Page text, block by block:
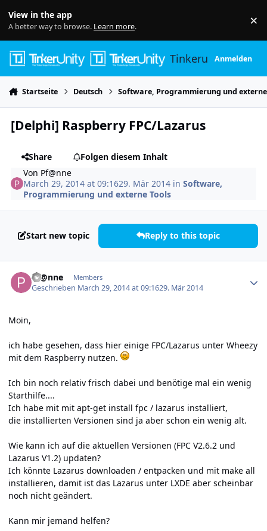
View in the app
A better way to browse. Learn more. ×
TinkerunityAnmelden
Startseite Deutsch Software, Programmierung und
[Delphi] Raspberry FPC/Lazarus
Share
Folgen diesem Inhalt
Von Pf@nne
March 29, 2014 at 09:1629. Mär 2014 inSoftware,
Programmierung und externe Tools
Start new topic Reply to this topic
Pf@nne Members
Geschrieben March 29, 2014 at 09:1629. Mär 2014
Moin,
ich habe gesehen, dass hier einige FPC/Lazarus unter Wheezy
mit dem Raspberry nutzen.
Ich bin noch relativ frisch dabei und benötige mal ein wenig
Starthilfe....
Ich habe mit mit apt-get install fpc / lazarus installiert,
die installierten Versionen sind ja aber schon ein wenig alt.
Wie kann ich auf die aktuellen Versionen (FPC V2.6.2 und
Lazarus V1.2) updaten?
Ich könnte Lazarus downloaden / entpacken und mit make all
installieren, damit ist das Lazarus unter LXDE aber scheinbar
noch nicht geändert.
Kann mir jemand helfen?